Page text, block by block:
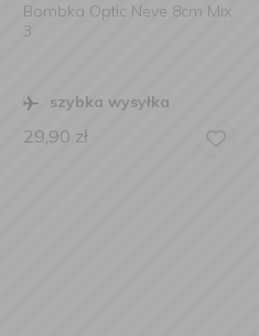
Bombka Optic Neve 8cm Mix
3
szybka wysyłka
29,90 zł